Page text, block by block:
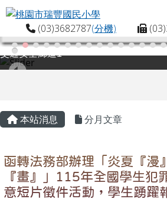
跳至主內容區
桃園市瑞豐國民小學
(03)3682787(分機)
交通安全廊道1
主內容區域
本站消息 分月文章
函轉法務部辦理「炎夏『漫
『畫』」115年全國學生犯
意短片徵件活動，學生踴躍
頁尾區域